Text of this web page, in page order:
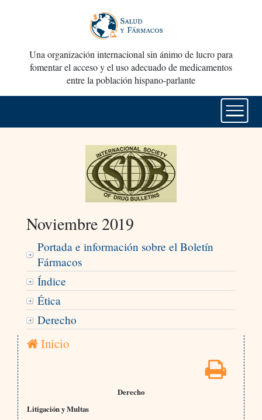
Una organización internacional sin ánimo de lucro para
fomentar el acceso y el uso adecuado de medicamentos
entre la población hispano-parlante
Noviembre 2019
Portada e información sobre el Boletín
Fármacos
Índice
Ética
Derecho
Inicio
Derecho
Litigación y Multas